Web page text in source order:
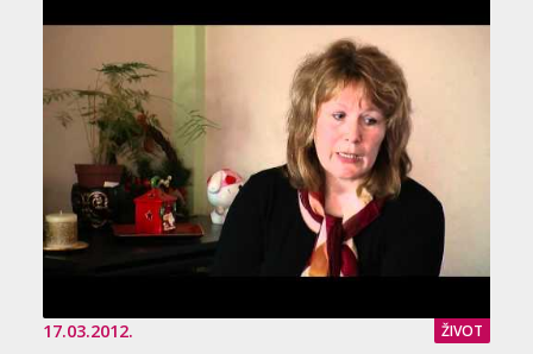
17.03.2012. ŽIVOT